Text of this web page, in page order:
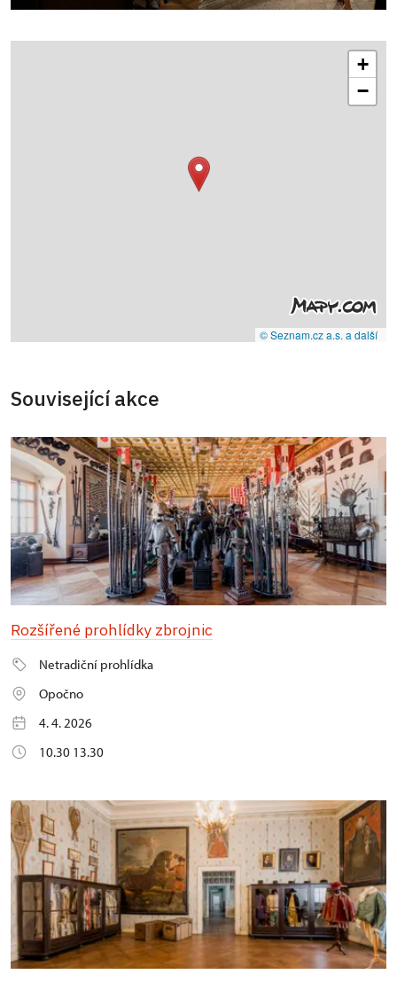
+
−
© Seznam.cz a.s. a další
Související akce
Rozšířené prohlídky zbrojnic
Netradiční prohlídka
Opočno
4. 4. 2026
10.30 13.30